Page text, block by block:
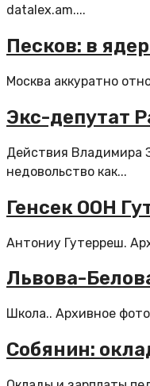
datalex.am....
Песков: в
Москва аккуратно
Экс-депутат
Действия Владимира
недовольство как...
Генсек ООН
Антониу Гутерреш.
Львова-
Школа.. Архивное
Собянин: